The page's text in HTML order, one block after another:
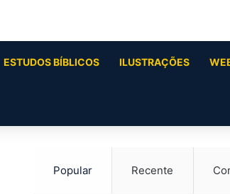
ESTUDOS BÍBLICOS ILUSTRAÇÕES
Popular Recente